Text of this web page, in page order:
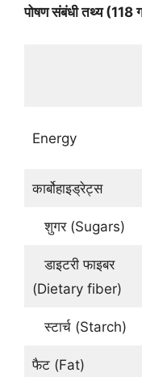
पोषण संबंधी तथ्य (118
Energy
कार्बोहाइड्रेट्स
शुगर (Sugars)
डाइटरी फाइबर
(Dietary fiber)
स्टार्च (Starch)
फैट (Fat)